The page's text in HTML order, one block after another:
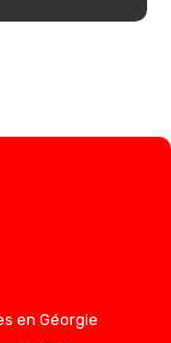
en Géorgie